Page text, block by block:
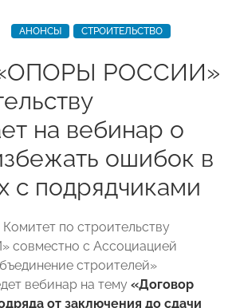
АНОНСЫ СТРОИТЕЛЬСТВО
«ОПОРЫ РОССИИ»
на вебинар о
ошибок в
с подрядчиками
Комитет по строительству
с Ассоциацией
строителей»
вебинар на тему «Договор
от заключения до сдачи